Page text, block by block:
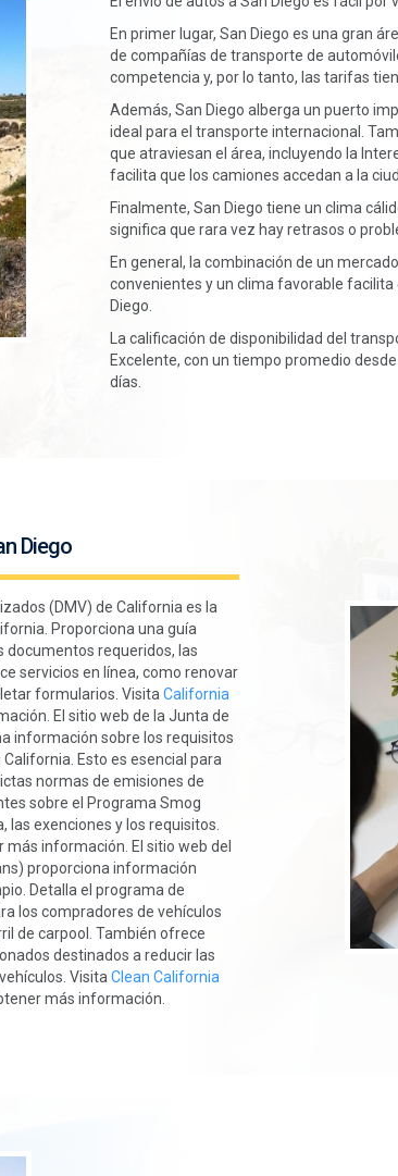
En primer lugar, San Diego es una gran
de compañías de transporte de
competencia y, por lo tanto, las tarifas
Además, San Diego alberga un puerto
ideal para el transporte internacional.
que atraviesan el área, incluyendo la
facilita que los camiones accedan a la
Finalmente, San Diego tiene un clima
significa que rara vez hay retrasos o
En general, la combinación de un
convenientes y un clima favorable facilita
Diego.
La calificación de disponibilidad del
Excelente, con un tiempo promedio
días.
Diego
(DMV) de California es la
Proporciona una guía
documentos requeridos, las
servicios en línea, como renovar
formularios. Visita California
El sitio web de la Junta de
información sobre los requisitos
Esto es esencial para
normas de emisiones de
sobre el Programa Smog
las exenciones y los requisitos.
más información. El sitio web del
proporciona información
Detalla el programa de
los compradores de vehículos
de carpool. También ofrece
destinados a reducir las
Visita Clean California
más información.